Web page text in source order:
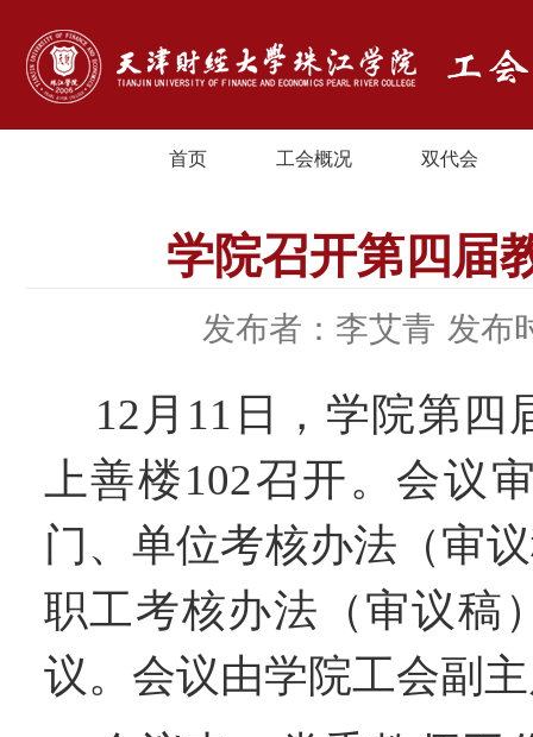
首页 工会概况 双代会
学院召开第四届
发布者：李艾青 发布
12 月 11 日，学院第四
上善楼102召开。会议
门、单位考核办法（审
职工考核办法（审议稿
议。会议由学院工会副